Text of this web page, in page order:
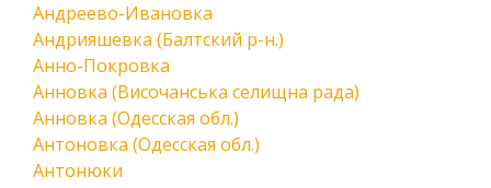
Андреево-Ивановка
Андрияшевка (Балтский р-н.)
Анно-Покровка
Анновка (Височанська селищна рада)
Анновка (Одесская обл.)
Антоновка (Одесская обл.)
Антонюки